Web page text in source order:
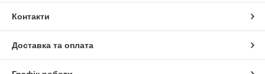
Контакти
Доставка та оплата